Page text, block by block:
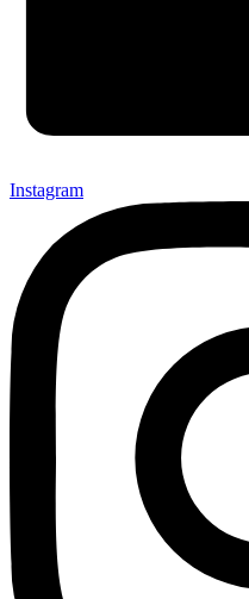
Instagram